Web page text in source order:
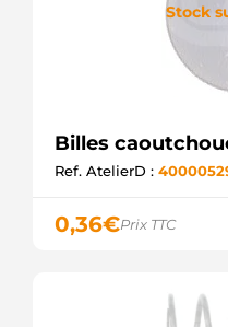
Stock
Billes
Ref. AtelierD :
0,36€Prix TTC